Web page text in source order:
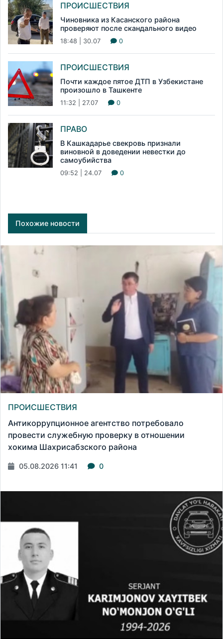
ПРОИСШЕСТВИЯ
Чиновника из Касанского района
проверяют после скандального видео
18:48 | 30.07 0
ПРОИСШЕСТВИЯ
Почти каждое пятое ДТП в Узбекистане
произошло в Ташкенте
11:32 | 27.07 0
ПРАВО
В Кашкадарье свекровь признали
виновной в доведении невестки до
самоубийства
09:52 | 24.07 0
Похожие новости
ПРОИСШЕСТВИЯ
Антикоррупционное агентство потребовало
провести служебную проверку в отношении
хокима Шахрисабзского района
05.08.2026 11:41 0